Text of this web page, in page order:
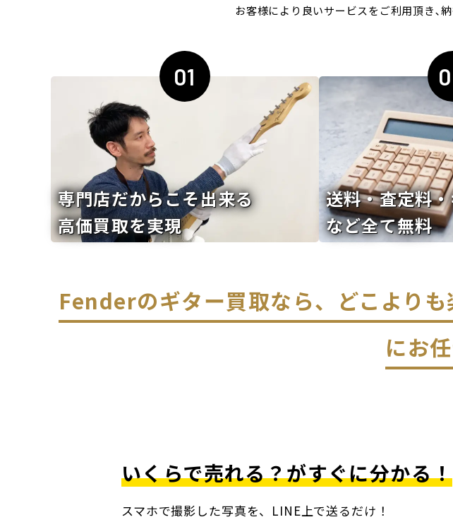
お客様により良いサービスをご利用頂き､
01
専門店だからこそ出来る
高価買取を実現
送料・査定料
など全て無料
Fenderのギター買取なら、どこより
にお
いくらで売れる？がすぐに分かる！
スマホで撮影した写真を、LINE上で送るだけ！